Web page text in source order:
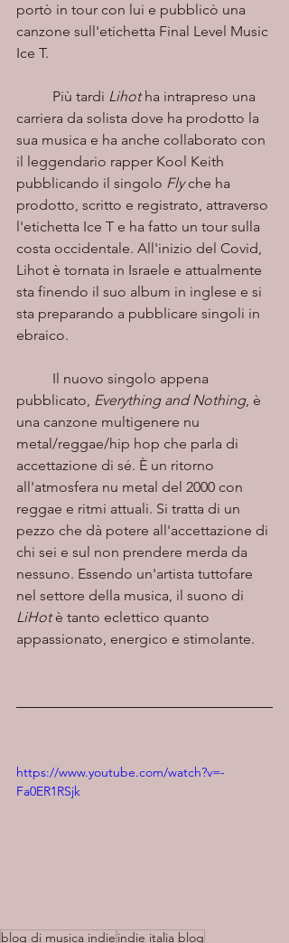
portò in tour con lui e pubblicò una
canzone sull'etichetta Final Level Music
Ice T.
	Più tardi
Lihot ha intrapreso una
carriera da solista dove ha prodotto la
sua musica e ha anche collaborato con
il leggendario rapper Kool Keith
pubblicando il singolo Fly che ha
prodotto, scritto e registrato, attraverso
l'etichetta Ice T e ha fatto un tour sulla
costa occidentale. All'inizio del Covid,
Lihot è tornata in Israele e attualmente
sta finendo il suo album in inglese e si
sta preparando a pubblicare singoli in
ebraico.
pubblicato, Everything and Nothing, è
una canzone multigenere nu
metal/reggae/hip hop che parla di
accettazione di sé. È un ritorno
all'atmosfera nu metal del 2000 con
reggae e ritmi attuali. Si tratta di un
pezzo che dà potere all'accettazione di
chi sei e sul non prendere merda da
nessuno. Essendo un'artista tuttofare
nel settore della musica, il suono di
LiHot è tanto eclettico quanto
appassionato, energico e stimolante.
https://www.youtube.com/watch?v=-
Fa0ER1RSjk
blog di musica indie indie italia blog